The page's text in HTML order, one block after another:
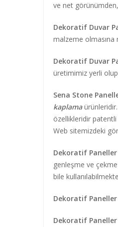
ve net
Dekoratif Duvar
malzeme
Dekoratif Duvar
üretimimiz yerli
Sena Stone
kaplama
özellikleridir
Web sitemizdeki
Dekoratif Paneller
genleşme ve
bile
Dekoratif Paneller
Dekoratif